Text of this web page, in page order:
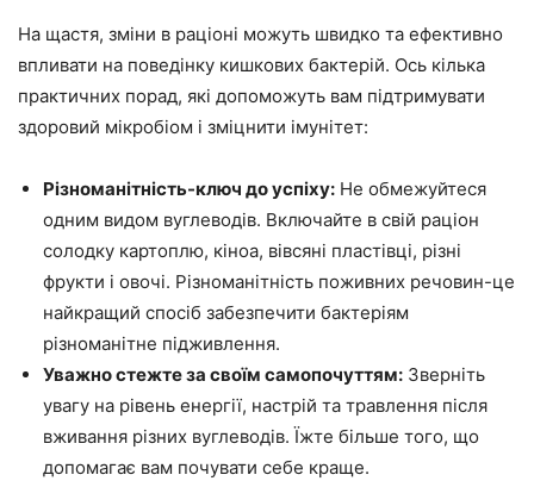
На щастя, зміни в раціоні можуть швидко та ефективно
впливати на поведінку кишкових бактерій. Ось кілька
практичних порад, які допоможуть вам підтримувати
здоровий мікробіом і зміцнити імунітет:
Різноманітність-ключ до успіху: Не обмежуйтеся
одним видом вуглеводів. Включайте в свій раціон
солодку картоплю, кіноа, вівсяні пластівці, різні
фрукти і овочі. Різноманітність поживних речовин-це
найкращий спосіб забезпечити бактеріям
різноманітне підживлення.
Уважно стежте за своїм самопочуттям: Зверніть
увагу на рівень енергії, настрій та травлення після
вживання різних вуглеводів. Їжте більше того, що
допомагає вам почувати себе краще.